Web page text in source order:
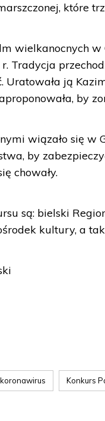
które
wielkanocnych
Tradycja
Uratowała ją
by
wiązało się w
by
chowały.
są: bielski
kultury, a
koronawirus Konkurs